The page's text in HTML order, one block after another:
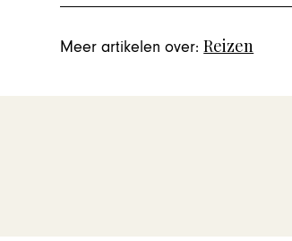
Meer artikelen over: Reizen